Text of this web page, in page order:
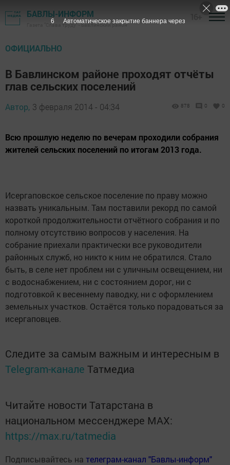
БАВЛЫ-ИНФОРМ
Газета "Слава труду" - Бавлинский район
ОФИЦИАЛЬНО
В Бавлинском районе проходят отчёты
глав сельских поселений
Автор, 3 февраля 2014 - 04:34 878 0 0
Всю прошлую неделю по вечерам проходили собрания
жителей сельских поселений по итогам 2013 года.
Исергаповское сельское поселение по праву можно
назвать уникальным. Там поставили рекорд по самой
короткой продолжительности отчётного собрания и по
полному отсутствию вопросов у населения. На
собрание приехали практически все руководители
районных служб, но никто к ним не обратился. Стало
быть, в селе нет проблем ни с уличным освещением, ни
с водоснабжением, ни с состоянием дорог, ни с
подготовкой к весеннему паводку, ни с оформлением
земельных участков. Остаётся только порадоваться за
исергаповцев.
Следите за самым важным и интересным в
Telegram-канале Татмедиа
Читайте новости Татарстана в
национальном мессенджере MАХ:
https://max.ru/tatmedia
Подписывайтесь на телеграм-канал "Бавлы-информ"
5 Автоматическое закрытие баннера через